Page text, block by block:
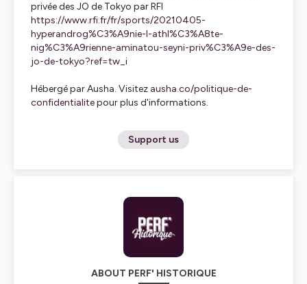
privée des JO de Tokyo par RFI
https://www.rfi.fr/fr/sports/20210405-
hyperandrog%C3%A9nie-l-athl%C3%A8te-
nig%C3%A9rienne-aminatou-seyni-priv%C3%A9e-des-
jo-de-tokyo?ref=tw_i
Hébergé par Ausha. Visitez ausha.co/politique-de-
confidentialitepour plus d'informations.
Support us
ABOUT PERF' HISTORIQUE